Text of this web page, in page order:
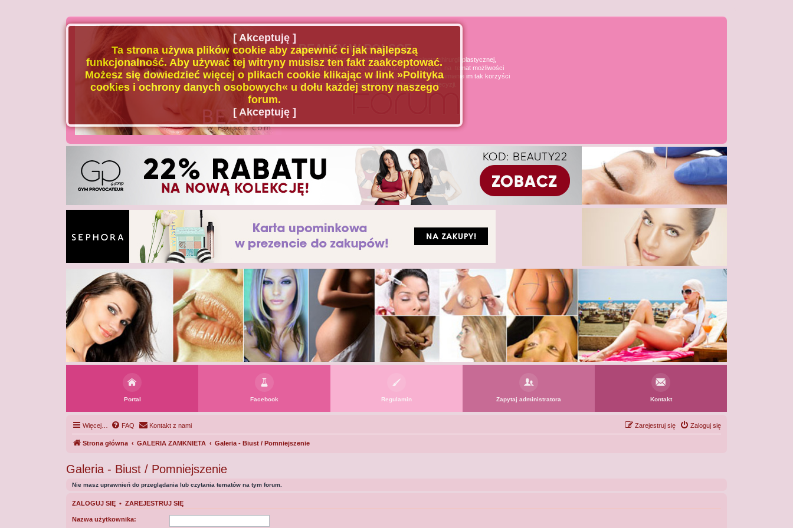
BEAUTY W POLSCE
Naszą misją jest poszerzanie wiedzy u pacjenta chirurgii plastycznej,
medycyny estetycznej oraz dziedzin pokrewnych, na temat możliwości
i ograniczeń tych dziedzin medycyny, oraz uświadamianie im tak korzyści
jak i zagrożeń wynikających z podejmowanych decyzji.
Portal Facebook Regulamin Zapytaj administratora Kontakt
Więcej… FAQ Kontakt z nami Zaloguj się
Zarejestruj się
Strona główna GALERIA ZAMKNIETA Galeria - Biust / Pomniejszenie
Galeria - Biust / Pomniejszenie
Nie masz uprawnień do przeglądania lub czytania tematów na tym forum.
ZALOGUJ SIĘ • ZAREJESTRUJ SIĘ
Nazwa użytkownika:
[ Akceptuję ]
Ta strona używa plików cookie aby zapewnić ci jak najlepszą
funkcjonalność. Aby używać tej witryny musisz ten fakt zaakceptować.
Możesz się dowiedzieć więcej o plikach cookie klikając w link »Polityka
cookies i ochrony danych osobowych« u dołu każdej strony naszego
forum.
[ Akceptuję ]